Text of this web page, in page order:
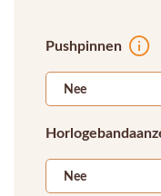
Pushpinnen